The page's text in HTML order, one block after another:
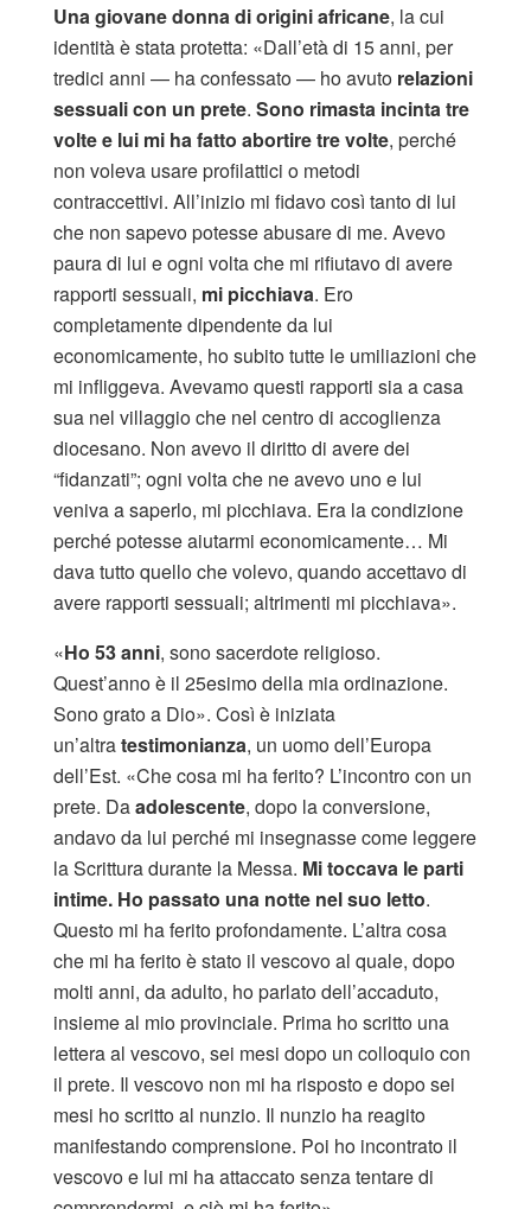
Una giovane donna di origini africane, la cui
identità è stata protetta: «Dall’età di 15 anni, per
tredici anni — ha confessato — ho avuto relazioni
sessuali con un prete. Sono rimasta incinta tre
volte e lui mi ha fatto abortire tre volte, perché
non voleva usare profilattici o metodi
contraccettivi. All’inizio mi fidavo così tanto di lui
che non sapevo potesse abusare di me. Avevo
paura di lui e ogni volta che mi rifiutavo di avere
rapporti sessuali, mi picchiava. Ero
completamente dipendente da lui
economicamente, ho subito tutte le umiliazioni che
mi infliggeva. Avevamo questi rapporti sia a casa
sua nel villaggio che nel centro di accoglienza
diocesano. Non avevo il diritto di avere dei
“fidanzati”; ogni volta che ne avevo uno e lui
veniva a saperlo, mi picchiava. Era la condizione
perché potesse aiutarmi economicamente… Mi
dava tutto quello che volevo, quando accettavo di
avere rapporti sessuali; altrimenti mi picchiava».
«Ho 53 anni, sono sacerdote religioso.
Quest’anno è il 25esimo della mia ordinazione.
Sono grato a Dio». Così è iniziata
un’altratestimonianza, un uomo dell’Europa
dell’Est. «Che cosa mi ha ferito? L’incontro con un
prete. Daadolescente, dopo la conversione,
andavo da lui perché mi insegnasse come leggere
la Scrittura durante la Messa. Mi toccava le parti
intime. Ho passato una notte nel suo letto.
Questo mi ha ferito profondamente. L’altra cosa
che mi ha ferito è stato il vescovo al quale, dopo
molti anni, da adulto, ho parlato dell’accaduto,
insieme al mio provinciale. Prima ho scritto una
lettera al vescovo, sei mesi dopo un colloquio con
il prete. Il vescovo non mi ha risposto e dopo sei
mesi ho scritto al nunzio. Il nunzio ha reagito
manifestando comprensione. Poi ho incontrato il
vescovo e lui mi ha attaccato senza tentare di